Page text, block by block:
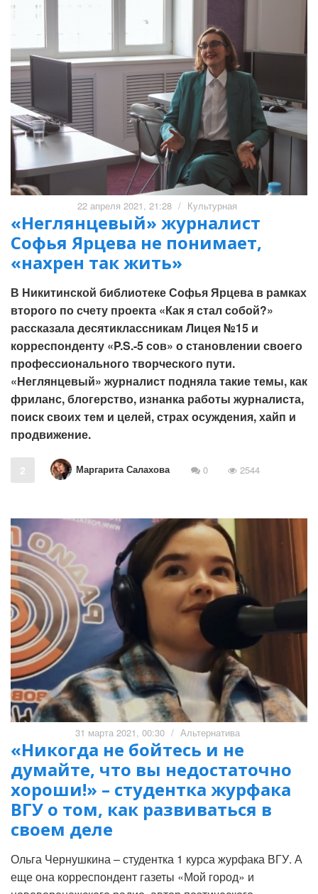
22 апреля 2021, 21:28 / Культурная
«Неглянцевый» журналист
Софья Ярцева не понимает,
«нахрен так жить»
В Никитинской библиотеке Софья Ярцева в рамках
второго по счету проекта «Как я стал собой?»
рассказала десятиклассникам Лицея №15 и
корреспонденту «P.S.-5 сов» о становлении своего
профессионального творческого пути.
«Неглянцевый» журналист подняла такие темы, как
фриланс, блогерство, изнанка работы журналиста,
поиск своих тем и целей, страх осуждения, хайп и
продвижение.
2 Маргарита Салахова 0 2544
31 марта 2021, 00:30 / Альтернатива
«Никогда не бойтесь и не
думайте, что вы недостаточно
хороши!» – студентка журфака
ВГУ о том, как развиваться в
своем деле
Ольга Чернушкина – студентка 1 курса журфака ВГУ. А
еще она корреспондент газеты «Мой город» и